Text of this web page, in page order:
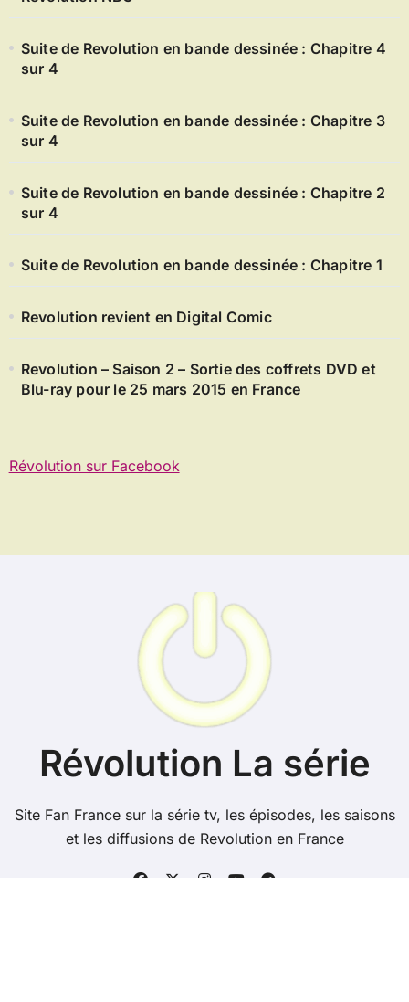
Suite de Revolution en bande dessinée : Chapitre 4
sur 4
Suite de Revolution en bande dessinée : Chapitre 3
sur 4
Suite de Revolution en bande dessinée : Chapitre 2
sur 4
Suite de Revolution en bande dessinée : Chapitre 1
Revolution revient en Digital Comic
Revolution – Saison 2 – Sortie des coffrets DVD et
Blu-ray pour le 25 mars 2015 en France
Révolution sur Facebook
Révolution La série
Site Fan France sur la série tv, les épisodes, les saisons
et les diffusions de Revolution en France